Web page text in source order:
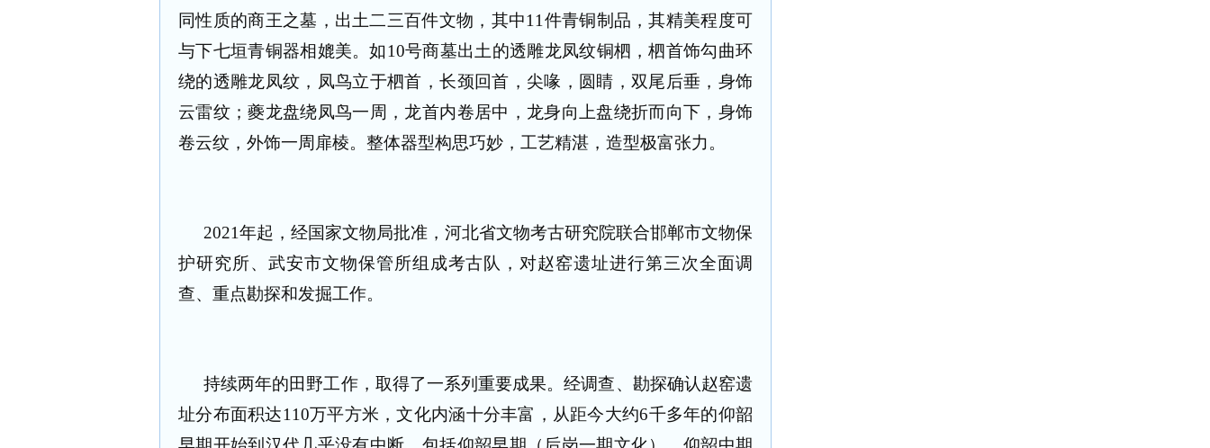
同性质的商王之墓，出土二三百件文物，其中11件青铜制品，其精美程度可
与下七垣青铜器相媲美。如10号商墓出土的透雕龙凤纹铜柶，柶首饰勾曲环
绕的透雕龙凤纹，凤鸟立于柶首，长颈回首，尖喙，圆睛，双尾后垂，身饰
云雷纹；夔龙盘绕凤鸟一周，龙首内卷居中，龙身向上盘绕折而向下，身饰
卷云纹，外饰一周扉棱。整体器型构思巧妙，工艺精湛，造型极富张力。
2021年起，经国家文物局批准，河北省文物考古研究院联合邯郸市文物保
护研究所、武安市文物保管所组成考古队，对赵窑遗址进行第三次全面调
查、重点勘探和发掘工作。
持续两年的田野工作，取得了一系列重要成果。经调查、勘探确认赵窑遗
址分布面积达110万平方米，文化内涵十分丰富，从距今大约6千多年的仰韶